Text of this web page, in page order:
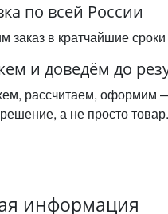
по всей России
заказ в кратчайшие
и доведём до
рассчитаем, оформим
а не просто товар.
информация